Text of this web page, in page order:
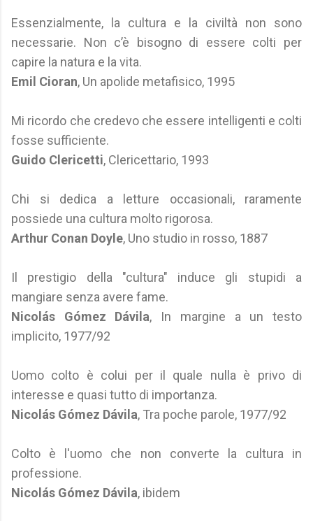
Essenzialmente, la cultura e la civiltà non sono
necessarie. Non c’è bisogno di essere colti per
capire la natura e la vita.
Emil Cioran, Un apolide metafisico, 1995
Mi ricordo che credevo che essere intelligenti e colti
fosse sufficiente.
Guido Clericetti, Clericettario, 1993
Chi si dedica a letture occasionali, raramente
possiede una cultura molto rigorosa.
Arthur Conan Doyle, Uno studio in rosso, 1887
Il prestigio della "cultura" induce gli stupidi a
mangiare senza avere fame.
Nicolás Gómez Dávila, In margine a un testo
implicito, 1977/92
Uomo colto è colui per il quale nulla è privo di
interesse e quasi tutto di importanza.
Nicolás Gómez Dávila, Tra poche parole, 1977/92
Colto è l'uomo che non converte la cultura in
professione.
Nicolás Gómez Dávila, ibidem